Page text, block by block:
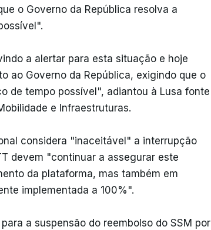
o Governo da República resolva a
a alertar para esta situação e hoje
ao Governo da República, exigindo que o
de tempo possível", adiantou à Lusa fonte
e Infraestruturas.
considera "inaceitável" a interrupção
devem "continuar a assegurar este
da plataforma, mas também em
implementada a 100%".
a suspensão do reembolso do SSM por